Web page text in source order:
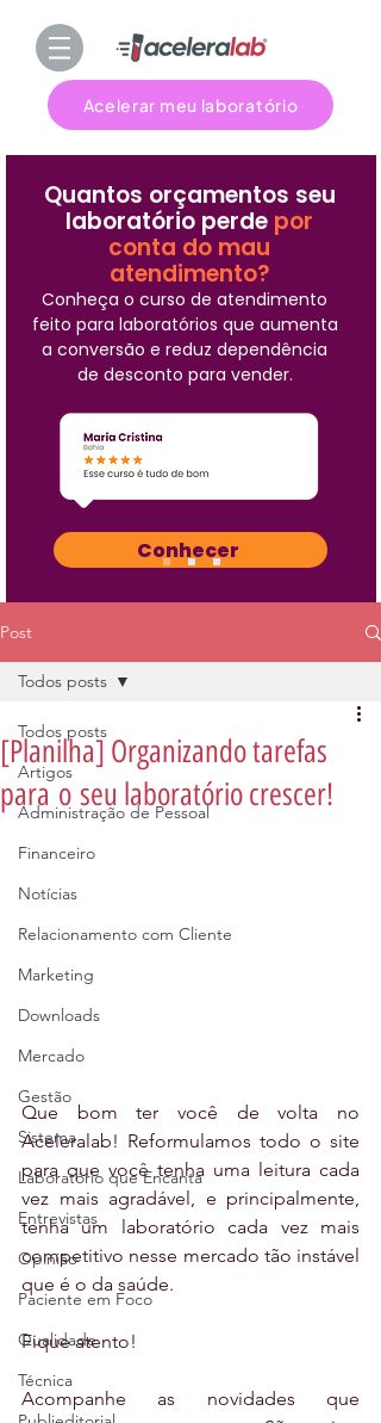
Acelerar meu laboratório
Quantos orçamentos seu
laboratório perde por
conta do mau
atendimento?
Conheça o curso de atendimento
feito para laboratórios que aumenta
a conversão e reduz dependência
de desconto para vender.
Conhecer
Post
Todos posts
Artigos
Administração de Pessoal
Financeiro
Notícias
Relacionamento com Cliente
Marketing
Downloads
Mercado
Gestão
Sistema
Laboratório que Encanta
Entrevistas
Opinião
Paciente em Foco
Qualidade
Técnica
Todos posts
[Planilha] Organizando tarefas
para o seu laboratório crescer!
Que bom ter você de volta no
Aceleralab! Reformulamos todo o site
para que você tenha uma leitura cada
vez mais agradável, e principalmente,
tenha um laboratório cada vez mais
competitivo nesse mercado tão instável
que é o da saúde.
Fique atento!
Acompanhe as novidades que